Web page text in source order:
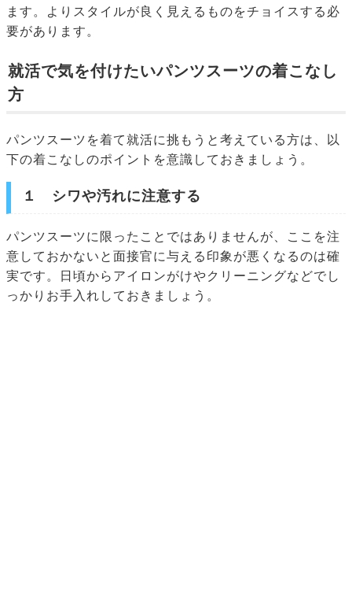
ます。よりスタイルが良く見えるものをチョイスする必
要があります。
就活で気を付けたいパンツスーツの着こなし
方
パンツスーツを着て就活に挑もうと考えている方は、以
下の着こなしのポイントを意識しておきましょう。
１ シワや汚れに注意する
パンツスーツに限ったことではありませんが、ここを注
意しておかないと面接官に与える印象が悪くなるのは確
実です。日頃からアイロンがけやクリーニングなどでし
っかりお手入れしておきましょう。